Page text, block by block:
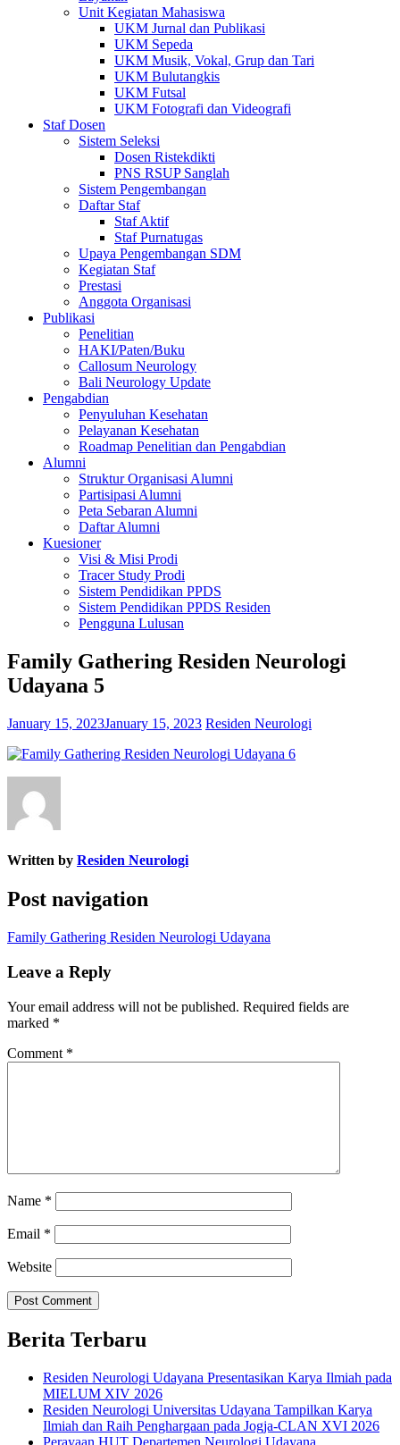
Unit Kegiatan Mahasiswa
UKM Jurnal dan Publikasi
UKM Sepeda
UKM Musik, Vokal, Grup dan Tari
UKM Bulutangkis
UKM Futsal
UKM Fotografi dan Videografi
Staf Dosen
Sistem Seleksi
Dosen Ristekdikti
PNS RSUP Sanglah
Sistem Pengembangan
Daftar Staf
Staf Aktif
Staf Purnatugas
Upaya Pengembangan SDM
Kegiatan Staf
Prestasi
Anggota Organisasi
Publikasi
Penelitian
HAKI/Paten/Buku
Callosum Neurology
Bali Neurology Update
Pengabdian
Penyuluhan Kesehatan
Pelayanan Kesehatan
Roadmap Penelitian dan Pengabdian
Alumni
Struktur Organisasi Alumni
Partisipasi Alumni
Peta Sebaran Alumni
Daftar Alumni
Kuesioner
Visi & Misi Prodi
Tracer Study Prodi
Sistem Pendidikan PPDS
Sistem Pendidikan PPDS Residen
Pengguna Lulusan
Family Gathering Residen Neurologi
Udayana 5
January 15, 2023January 15, 2023 Residen Neurologi
Written by Residen Neurologi
Post navigation
Family Gathering Residen Neurologi Udayana
Leave a Reply
Your email address will not be published. Required fields are
marked *
Comment *
Name *
Email *
Website
Berita Terbaru
Residen Neurologi Udayana Presentasikan Karya Ilmiah pada
MIELUM XIV 2026
Residen Neurologi Universitas Udayana Tampilkan Karya
Ilmiah dan Raih Penghargaan pada Jogja-CLAN XVI 2026
Perayaan HUT Departemen Neurologi Udayana